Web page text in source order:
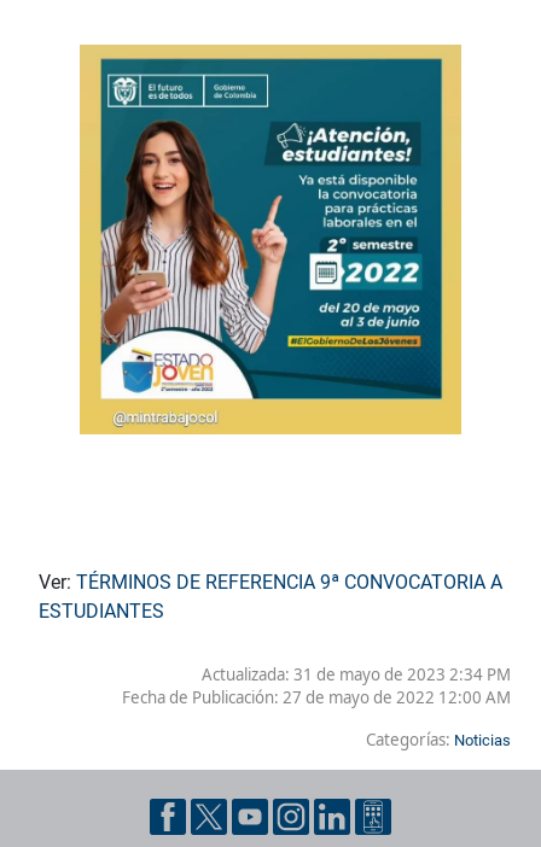
Ver: TÉRMINOS DE REFERENCIA 9ª CONVOCATORIA A
ESTUDIANTES
Actualizada: 31 de mayo de 2023 2:34 PM
Fecha de Publicación: 27 de mayo de 2022 12:00 AM
Categorías: Noticias